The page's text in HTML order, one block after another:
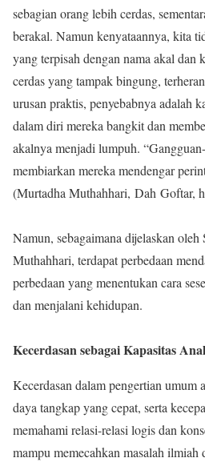
sebagian orang lebih cerdas,
berakal. Namun kenyataannya, kita
yang terpisah dengan nama akal dan
cerdas yang tampak bingung,
urusan praktis, penyebabnya adalah
dalam diri mereka bangkit dan
akalnya menjadi lumpuh.
membiarkan mereka mendengar
(Murtadha Muthahhari, Dah Goftar,
Namun, sebagaimana dijelaskan
Muthahhari, terdapat perbedaan
perbedaan yang menentukan cara
dan menjalani kehidupan.
Kecerdasan sebagai Kapasitas
Kecerdasan dalam pengertian umum
daya tangkap yang cepat, serta
memahami relasi-relasi logis dan
mampu memecahkan masalah ilmiah